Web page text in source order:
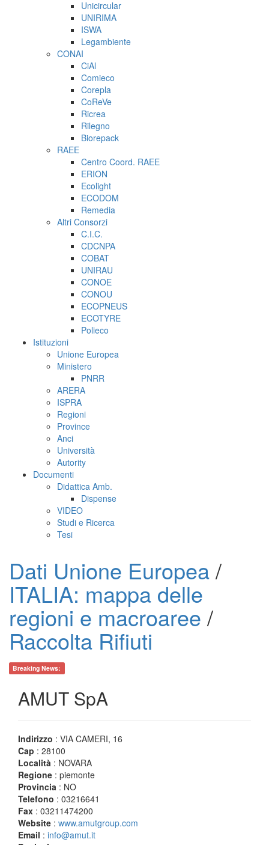
Unicircular
UNIRIMA
ISWA
Legambiente
CONAI
CiAl
Comieco
Corepla
CoReVe
Ricrea
Rilegno
Biorepack
RAEE
Centro Coord. RAEE
ERION
Ecolight
ECODOM
Remedia
Altri Consorzi
C.I.C.
CDCNPA
COBAT
UNIRAU
CONOE
CONOU
ECOPNEUS
ECOTYRE
Polieco
Istituzioni
Unione Europea
Ministero
PNRR
ARERA
ISPRA
Regioni
Province
Anci
Università
Autority
Documenti
Didattica Amb.
Dispense
VIDEO
Studi e Ricerca
Tesi
Dati Unione Europea/
ITALIA: mappa delle
regioni e macroaree /
Raccolta Rifiuti
Breaking News:
AMUT SpA
Indirizzo : VIA CAMERI, 16
Cap : 28100
Località : NOVARA
Regione : piemonte
Provincia : NO
Telefono : 03216641
Fax : 03211474200
Website : www.amutgroup.com
Email : info@amut.it